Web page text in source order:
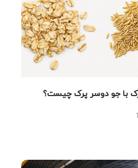
با جو دوسر پرک چیست؟